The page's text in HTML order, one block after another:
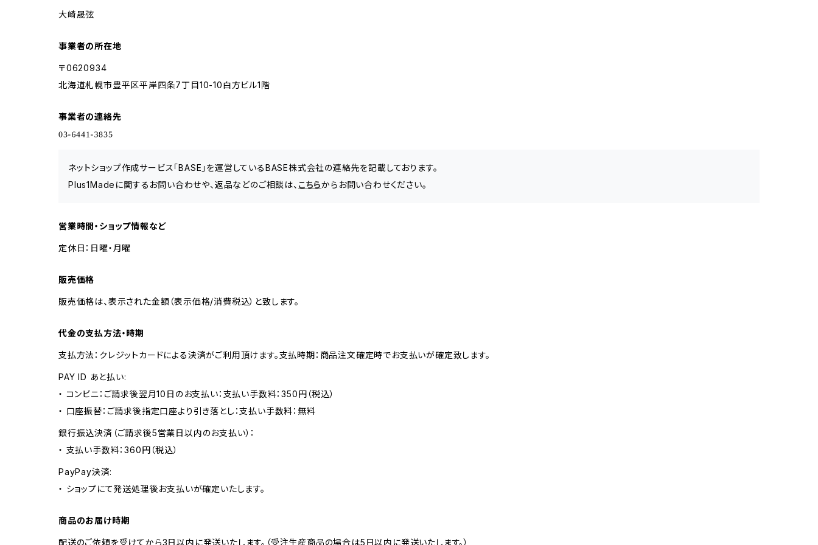
大崎晟弦
事業者の所在地
〒0620934
北海道札幌市豊平区平岸四条7丁目10-10白方ビル1階
事業者の連絡先
ネットショップ作成サービス「BASE」を運営しているBASE株式会社の連絡先を記載しております。
Plus1Madeに関するお問い合わせや、返品などのご相談は、 こちらからお問い合わせください。
営業時間・ショップ情報など
定休日：日曜・月曜
販売価格
販売価格は、表示された金額（表示価格/消費税込）と致します。
代金の支払方法・時期
支払方法：クレジットカードによる決済がご利用頂けます。支払時期：商品注文確定時でお支払いが確定致します。
PAY ID あと払い:
・ コンビニ：ご請求後翌月10日のお支払い：支払い手数料：350円（税込）
・ 口座振替：ご請求後指定口座より引き落とし：支払い手数料：無料
銀行振込決済（ご請求後5営業日以内のお支払い）：
・ 支払い手数料：360円（税込）
PayPay決済:
・ ショップにて発送処理後お支払いが確定いたします。
商品のお届け時期
配送のご依頼を受けてから3日以内に発送いたします。（受注生産商品の場合は5日以内に発送いたします。）